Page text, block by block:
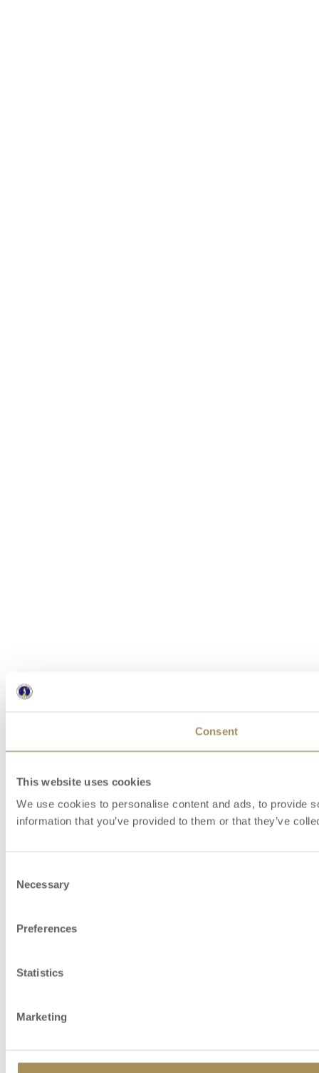
Consent
This website uses cookies
We use cookies to personalise content and ads, to provide
information that you’ve provided to them or that they’ve
Selection
Necessary
Preferences
Statistics
Marketing